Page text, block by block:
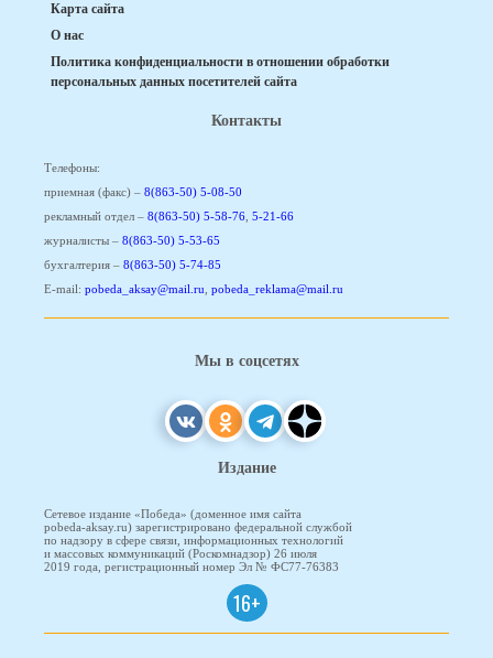
Карта сайта
О нас
Политика конфиденциальности в отношении обработки
персональных данных посетителей сайта
Контакты
Телефоны:
приемная (факс) – 8(863-50) 5-08-50
рекламный отдел – 8(863-50) 5-58-76 5-21-66
журналисты – 8(863-50) 5-53-65
бухгалтерия – 8(863-50) 5-74-85
E-mail: pobeda_aksay@mail.ru pobeda_reklama@mail.ru
Мы в соцсетях
Издание
Сетевое издание «Победа» (доменное имя сайта
pobeda-aksay.ru) зарегистрировано федеральной службой
по надзору в сфере связи, информационных технологий
и массовых коммуникаций (Роскомнадзор) 26 июля
2019 года, регистрационный номер Эл № ФС77-76383
16+